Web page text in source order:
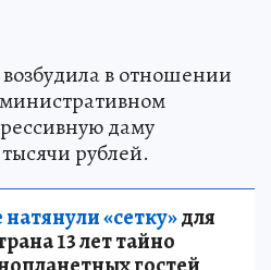
в отношении
даму
рублей.
«сетку»для
13 лет тайно